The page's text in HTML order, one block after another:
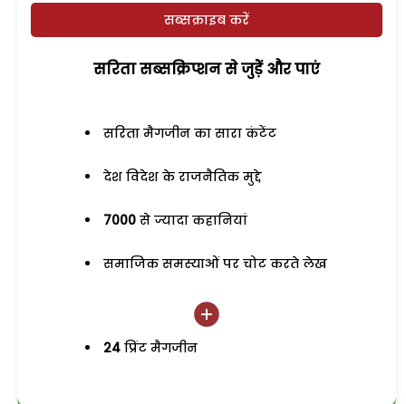
सब्सक्राइब करें
सरिता सब्सक्रिप्शन से जुड़ेें और पाएं
सरिता मैगजीन का सारा कंटेंट
देश विदेश के राजनैतिक मुद्दे
7000 से ज्यादा कहानियां
समाजिक समस्याओं पर चोट करते लेख
24 प्रिंट मैगजीन